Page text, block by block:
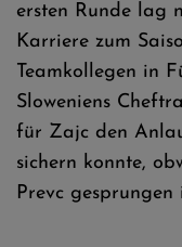
ersten Runde lag
Karriere zum
Teamkollegen in
Sloweniens
für Zajc den
sichern konnte,
Prevc gesprungen